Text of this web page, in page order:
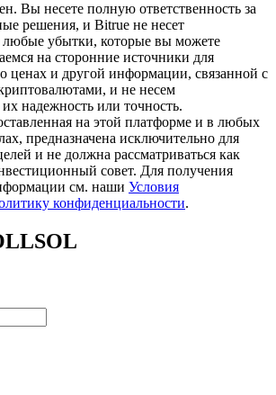
прибыль и гибкие проценты
Вы несете полную ответственность за
решения, и Bitrue не несет
любые убытки, которые вы можете
на сторонние источники для
ценах и другой информации, связанной с
и не несем
их надежность или точность.
на этой платформе и в любых
предназначена исключительно для
и не должна рассматриваться как
совет. Для получения
см. наши Условия
конфиденциальности.